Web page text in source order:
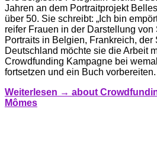
Jahren an dem Portraitprojekt
über 50. Sie schreibt: „Ich bin
reifer Frauen in der Darstellung von
Portraits in Belgien, Frankreich, der
Deutschland möchte sie die Arbeit
Crowdfunding Kampagne bei
fortsetzen und ein Buch vorbereiten.
Weiterlesen → about
Mômes